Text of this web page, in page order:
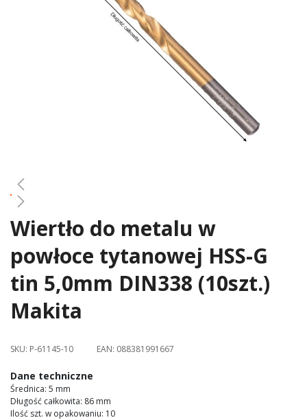
Skip
the
beginning
of
the
images
Wiertło do metalu w
powłoce tytanowej HSS-G
tin 5,0mm DIN338 (10szt.)
Makita
SKU: P-61145-10 EAN: 088381991667
Dane techniczne
Średnica: 5 mm
Długość całkowita: 86 mm
Ilość szt. w opakowaniu: 10